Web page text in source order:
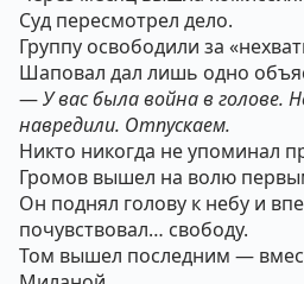
Суд пересмотрел дело.
Группу освободили за
Шаповал дал лишь одно
—У вас была война в голове.
навредили. Отпускаем.
Никто никогда не упоминал
Громов вышел на волю
Он поднял голову к небу и
почувствовал… свободу.
Том вышел последним —